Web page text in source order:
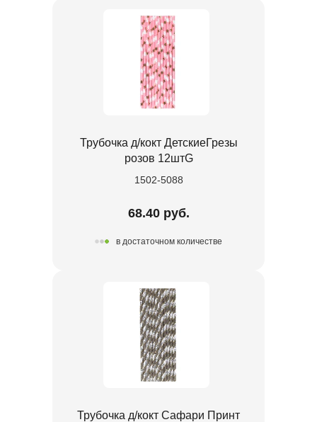
Трубочка д/кокт ДетскиеГрезы
розов 12штG
1502-5088
68.40 руб.
в достаточном количестве
Трубочка д/кокт Сафари Принт